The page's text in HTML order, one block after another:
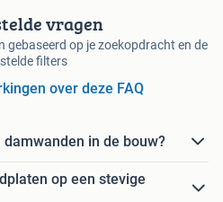
vragen
gebaseerd op je zoekopdracht en de
filters
over deze FAQ
in de bouw?
op een stevige